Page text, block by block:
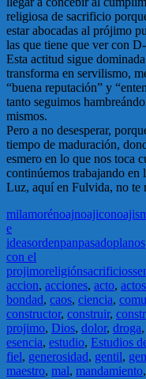
religiosa de sacrificio
estar abocadas al prójimo
las que tiene que ver con
Esta actitud sigue
transforma en servilismo,
“buena reputación” y
tanto seguimos
mismos.
Pero a no desesperar,
tiempo de maduración,
esmero en lo que nos toca
continúemos trabajando en
Luz, aquí en Fulvida, no te
milamorénoajnoajico
e
ideasordenpanpasadoplanos
con el
projimoreligiónsacrificios
accion, acciones, acto, actos
bondad, caos, ciencia,
constructor, construir,
projimo, Dios, dolor, droga,
esencia, estudio, Estudios
fiel, generosidad, gentil,
maestro, mal, mandamiento,